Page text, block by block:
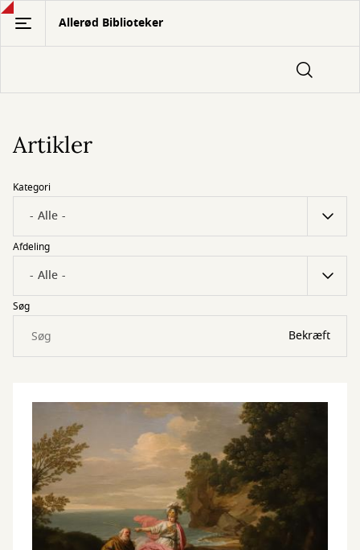
Gå
hovedindhold
Allerød Biblioteker
Artikler
Kategori
Afdeling
Søg